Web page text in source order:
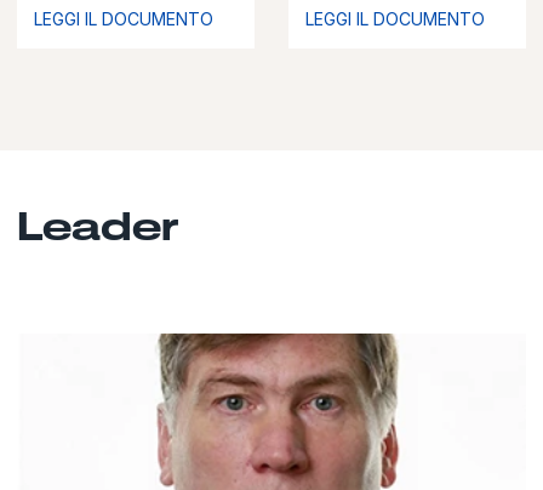
LEGGI IL DOCUMENTO
LEGGI IL DOCUMENTO
Leader